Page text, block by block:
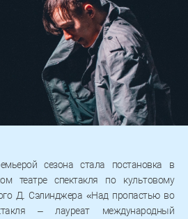
сезона стала постановка в
театре спектакля по культовому
Д. Сэлинджера «Над пропастью во
– лауреат международный